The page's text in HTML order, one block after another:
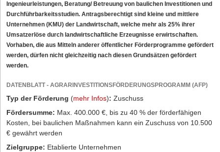
Ingenieurleistungen, Beratung/ Betreuung von baulichen Investitionen und
Durchführbarkeitsstudien. Antragsberechtigt sind kleine und mittlere
Unternehmen (KMU) der Landwirtschaft, welche mehr als 25% ihrer
Umsatzerlöse durch landwirtschaftliche Erzeugnisse erwirtschaften.
Vorhaben, die aus Mitteln anderer öffentlicher Förderprogramme gefördert
werden, dürfen nicht gleichzeitig nach diesen Grundsätzen gefördert
werden.
DATENBLATT - AGRARINVESTITIONSFÖRDERUNGSPROGRAMM (AFP)
Typ der Förderung (mehr Infos): Zuschuss
Fördersumme: Max. 400.000 €, bis zu 40 % der förderfähigen
Kosten, bei baulichen Maßnahmen kann ein Zuschuss von 10.500
€ gewährt werden
Zielgruppe: Etablierte Unternehmen